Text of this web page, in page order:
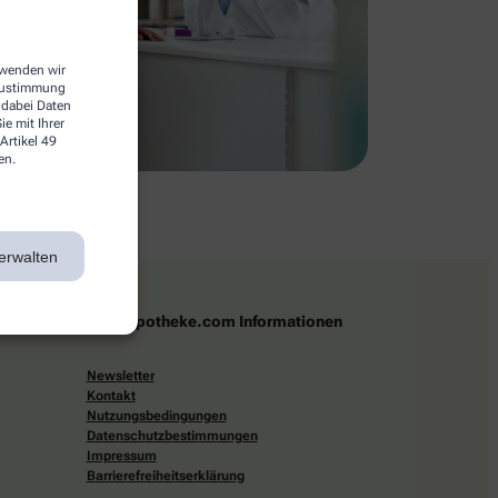
wir
Daten
mit Ihrer
49
apotheke.com Informationen
Newsletter
Kontakt
Nutzungsbedingungen
Datenschutzbestimmungen
Impressum
Barrierefreiheitserklärung